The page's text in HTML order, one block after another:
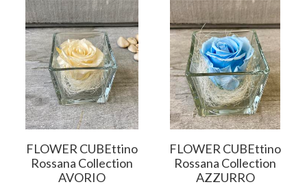
FLOWER CUBEttino
Rossana Collection
AVORIO
FLOWER CUBEttino
Rossana Collection
AZZURRO